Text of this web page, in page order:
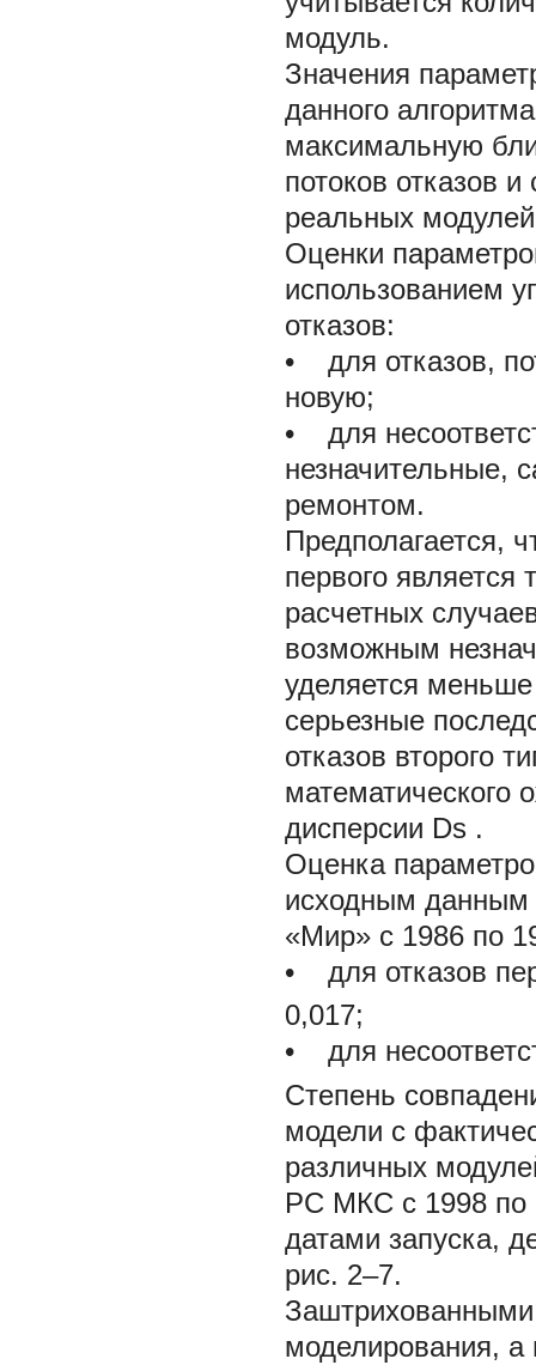
модуль.
Значения
данного
максимальную
потоков отказов
реальных
Оценки
использованием
отказов:
• для отказов,
новую;
• для
незначительные,
ремонтом.
Предполагается,
первого является
расчетных
возможным
уделяется
серьезные
отказов второго
математического
дисперсии Ds .
Оценка
исходным данным
«Мир» с 1986 по
• для отказов
0,017;
• для
Степень
модели с
различных
РС МКС с 1998 по
датами запуска,
рис. 2–7.
Заштрихованными
моделирования, а